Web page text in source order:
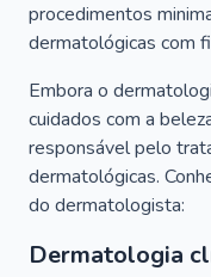
procedimentos
dermatológicas com
Embora o
cuidados com a
responsável pelo
dermatológicas.
do dermatologista:
Dermatologia